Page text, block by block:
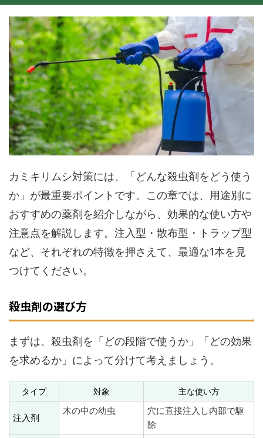
カミキリムシ対策には、「どんな殺虫剤をどう使う
か」が最重要ポイントです。この章では、用途別に
おすすめの薬剤を紹介しながら、効果的な使い方や
注意点を解説します。注入型・散布型・トラップ型
など、それぞれの特徴を押さえて、最適な1本を見
つけてください。
殺虫剤の選び方
まずは、殺虫剤を「どの段階で使うか」「どの効果
を求めるか」によって分けて考えましょう。
タイプ 対象 主な使い方
注入剤
木の中の幼虫
穴に直接注入し内部で駆
除